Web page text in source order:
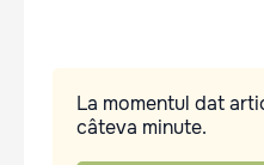
La momentul dat
câteva minute.